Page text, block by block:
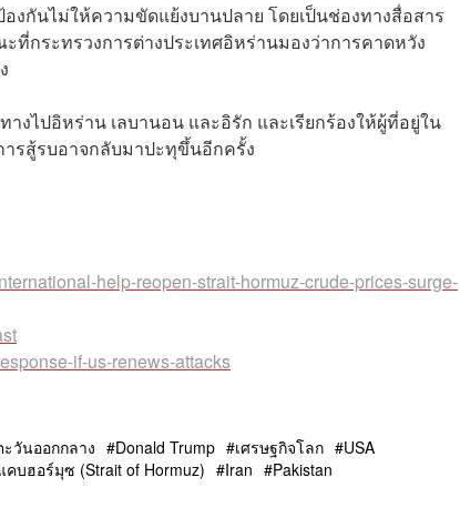
งกันไม่ให้ความขัดแย้งบานปลาย โดยเป็นช่องทางสื่อสาร
กระทรวงการต่างประเทศอิหร่านมองว่าการคาดหวัง
งไปอิหร่าน เลบานอน และอิรัก และเรียกร้องให้ผู้ที่อยู่ใน
รสู้รบอาจกลับมาปะทุขึ้นอีกครั้ง
help-reopen-strait-hormuz-crude-prices-surge-
if-us-renews-attacks
ะวันออกกลาง Donald Trump เศรษฐกิจโลก
USA
คบฮอร์มุซ (Strait of Hormuz) Iran Pakistan